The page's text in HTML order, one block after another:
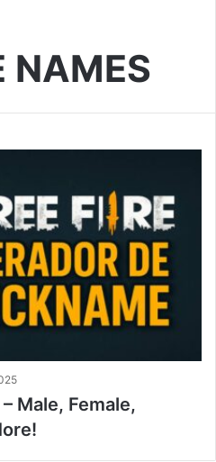
NAMES
Male, Female,